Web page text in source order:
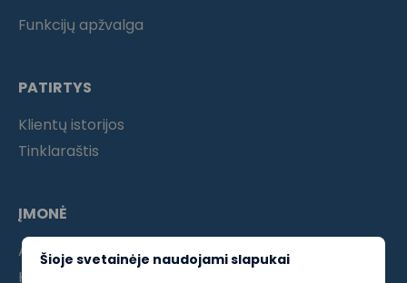
Funkcijų apžvalga
PATIRTYS
Klientų istorijos
Tinklaraštis
ĮMONĖ
Apie mus
Kontaktai
Šioje svetainėje naudojami slapukai